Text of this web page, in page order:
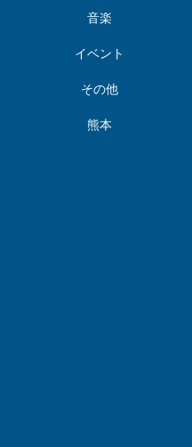
音楽
イベント
その他
熊本